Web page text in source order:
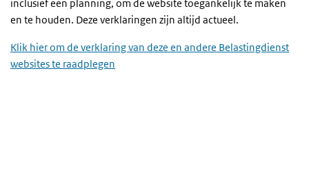
inclusief een planning, om de website toegankelijk te maken
en te houden. Deze verklaringen zijn altijd actueel.
Klik hier om de verklaring van deze en andere Belastingdienst
websites te raadplegen